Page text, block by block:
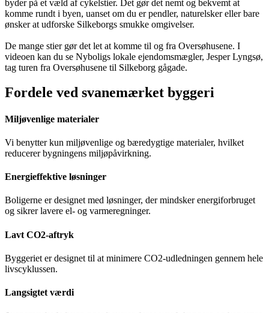
byder på et væld af cykelstier. Det gør det nemt og bekvemt at
komme rundt i byen, uanset om du er pendler, naturelsker eller bare
ønsker at udforske Silkeborgs smukke omgivelser.
De mange stier gør det let at komme til og fra Oversøhusene. I
videoen kan du se Nyboligs lokale ejendomsmægler, Jesper Lyngsø,
tag turen fra Oversøhusene til Silkeborg gågade.
Fordele ved svanemærket byggeri
Miljøvenlige materialer
Vi benytter kun miljøvenlige og bæredygtige materialer, hvilket
reducerer bygningens miljøpåvirkning.
Energieffektive løsninger
Boligerne er designet med løsninger, der mindsker energiforbruget
og sikrer lavere el- og varmeregninger.
Lavt CO2-aftryk
Byggeriet er designet til at minimere CO2-udledningen gennem hele
livscyklussen.
Langsigtet værdi